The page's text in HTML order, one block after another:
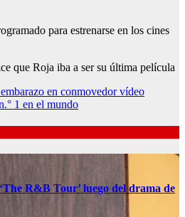
para estrenarse en los cines
que Roja iba a ser su última película
en conmovedor vídeo
1 en el mundo
R&B Tour’ luego del drama de